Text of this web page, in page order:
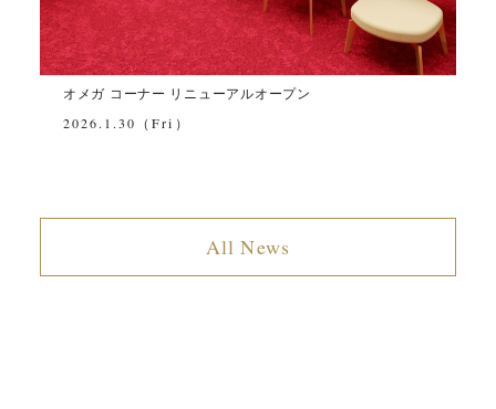
オメガ コーナー リニューアルオープン
2026.1.30（Fri）
All News